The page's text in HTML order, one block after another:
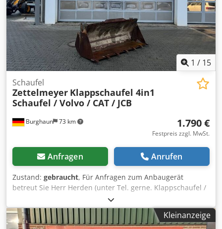
1 / 15
Burghaun 73 km
Schaufel
Zettelmeyer Klappschaufel 4in1
Schaufel / Volvo / CAT / JCB
1.790 €
Festpreis zzgl. MwSt.
Anfragen Anrufen
Zustand: gebraucht, Für Anfragen zum Anbaugerät
betreut Sie Herr Herden (unter Tel. gerne. Klappschaufel /
4 in 1 Schaufel / Zettelmeyer Aufnahme / Volvo CAT JCB /
2.300 mm Schnittbreite / lagernd & sofort verfügbar /
passend JCB 409 Preis: 1.790,00 € netto / 2.130,10 € brutto
Kleinanzeige